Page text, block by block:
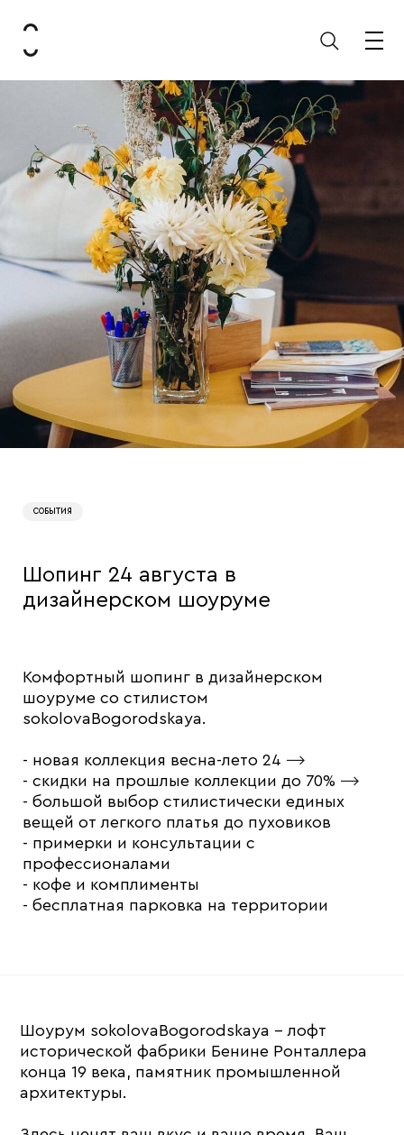
СОБЫТИЯ
Шопинг 24 августа в
дизайнерском шоуруме
Комфортный шопинг в дизайнерском
шоуруме со стилистом
sokolovaBogorodskaya.
- новая коллекция весна-лето 24 ⟶
- ⁠скидки на прошлые коллекции до 70% ⟶
- ⁠большой выбор стилистически единых
вещей от легкого платья до пуховиков
- ⁠примерки и консультации с
профессионалами
- ⁠кофе и комплименты
- ⁠бесплатная парковка на территории
Шоурум sokolovaBogorodskaya - лофт
исторической фабрики Бенине Ронталлера
конца 19 века, памятник промышленной
архитектуры.